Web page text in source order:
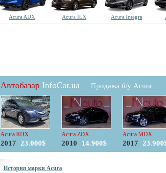
Acura ADX Acura ILX Acura Integra
Автобазар InfoCar.ua Продажа б/у Acura
Acura RDX
2017 23.000$
Acura ZDX
2010 14.900$
Acura MDX
2017
История марки Acura